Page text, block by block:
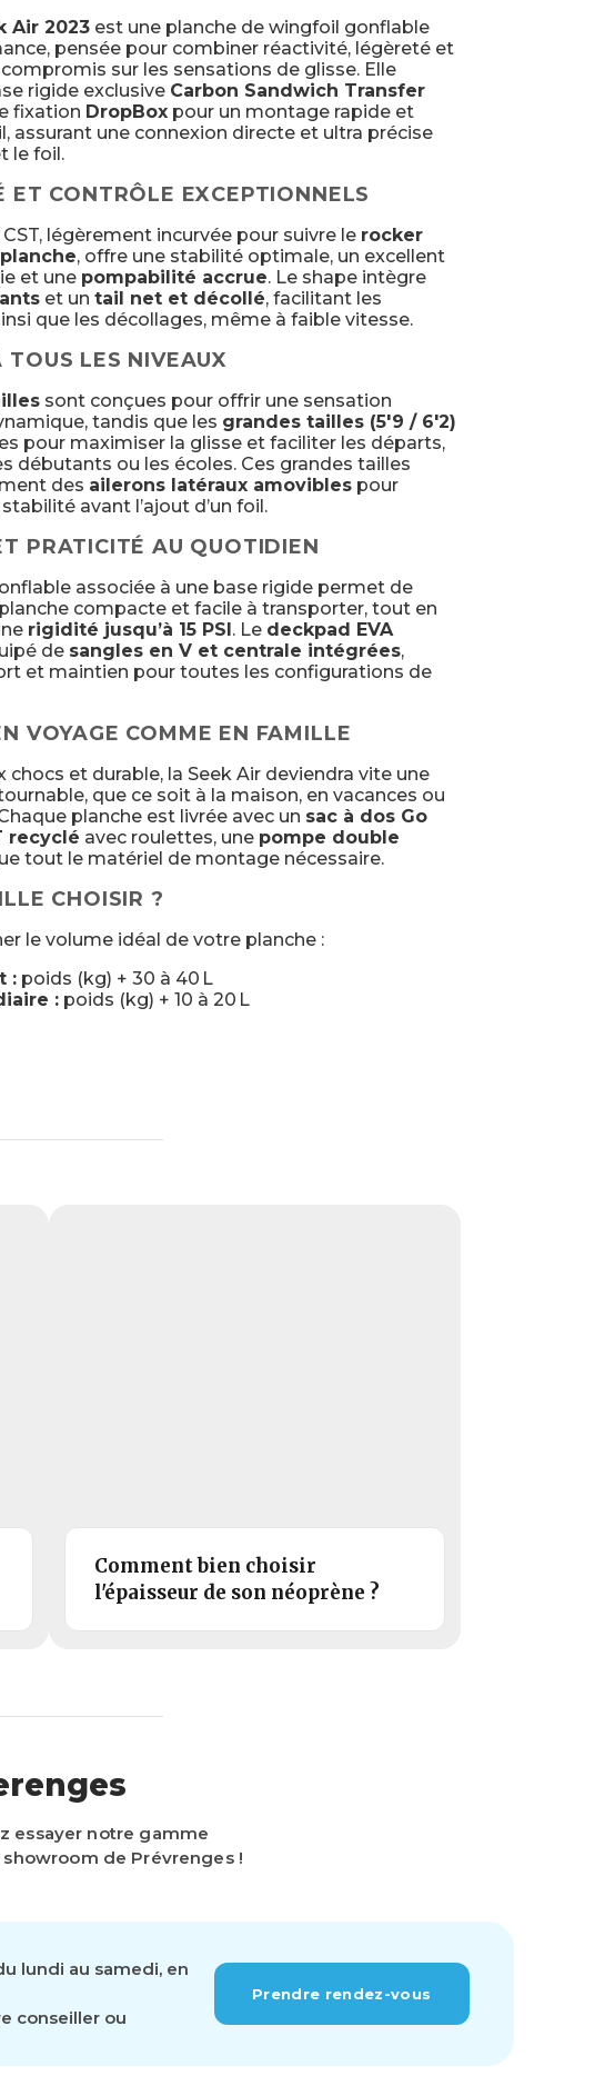
Air 2023est une planche de wingfoil gonflable
pensée pour combiner réactivité, légèreté et
sur les sensations de glisse. Elle
rigide exclusive Carbon Sandwich Transfer
fixation DropBoxpour un montage rapide et
assurant une connexion directe et ultra précise
le foil.
ET CONTRÔLE EXCEPTIONNELS
légèrement incurvée pour suivre le rocker
, offre une stabilité optimale, un excellent
et une pompabilité accrue. Le shape intègre
et un tail net et décollé, facilitant les
que les décollages, même à faible vitesse.
LES NIVEAUX
sont conçues pour offrir une sensation
tandis que les grandes tailles (5'9 / 6'2)
pour maximiser la glisse et faciliter les départs,
débutants ou les écoles. Ces grandes tailles
des ailerons latéraux amoviblespour
avant l’ajout d’un foil.
PRATICITÉ AU QUOTIDIEN
associée à une base rigide permet de
compacte et facile à transporter, tout en
rigidité jusqu’à 15 PSI. Le deckpad EVA
de sangles en V et centrale intégrées,
et maintien pour toutes les configurations de
VOYAGE COMME EN FAMILLE
chocs et durable, la Seek Air deviendra vite une
que ce soit à la maison, en vacances ou
planche est livrée avec un sac à dos Go
recyclé avec roulettes, une pompe double
tout le matériel de montage nécessaire.
CHOISIR ?
le volume idéal de votre planche :
:poids (kg) + 30 à 40 L
:poids (kg) + 10 à 20 L
Comment bien choisir
l'épaisseur de son néoprène ?
essayer notre gamme
de Prévrenges !
lundi au samedi, en
conseiller ou
Prendre rendez-vous